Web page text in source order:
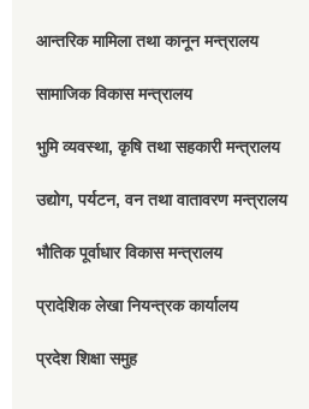
आन्तरिक मामिला तथा कानून मन्त्रालय
सामाजिक विकास मन्त्रालय
भुमि व्यवस्था, कृषि तथा सहकारी मन्त्रालय
उद्योग, पर्यटन, वन तथा वातावरण मन्त्रालय
भौतिक पूर्वाधार विकास मन्त्रालय
प्रादेशिक लेखा नियन्त्रक कार्यालय
प्रदेश शिक्षा समुह